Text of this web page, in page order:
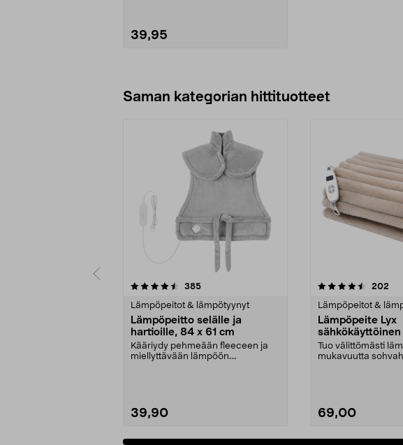
39,95
Saman kategorian hittituotteet
385arvostelut
Lämpöpeitot & lämpötyynyt
Lämpöpeitto selälle ja
hartioille, 84 x 61 cm
Kääriydy pehmeään fleeceen ja
miellyttävään lämpöön.
39,90
4.5 viidestä
202
Lämpöpeitot &
Lämpöpeite Lyx
150 cm
Tuo välittömästi
mukavuutta
69,00
4.5